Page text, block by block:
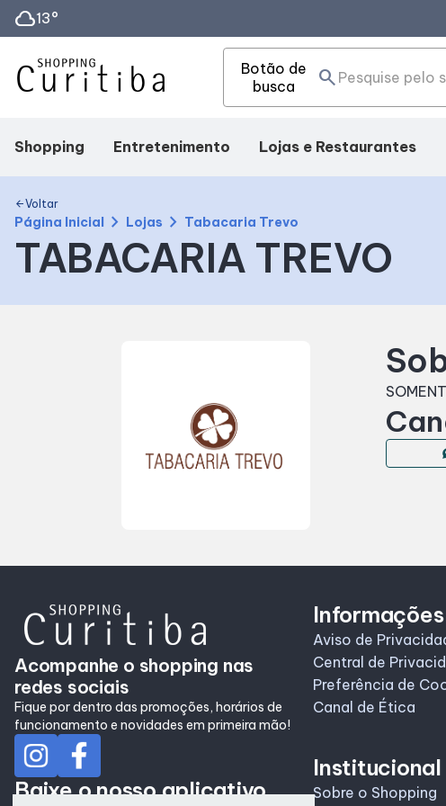
cloud13°
Botão de
busca
search
Shopping
Mapa Interno
Facilidades
Como Chegar
Entretenimento
Eventos
Lojas e Restaurantes
Alimentação
arrow_backVoltar
Página Inicial chevron_right Lojas chevron_right Tabacaria Trevo
TABACARIA TREVO
Acompanhe o shopping nas
redes sociais
Fique por dentro das promoções, horários de
funcionamento e novidades em primeira mão!
Baixe o nosso aplicativo
Aviso de
Central de
Preferência de
Canal de Ética
Institucional
Sobre o Shopping